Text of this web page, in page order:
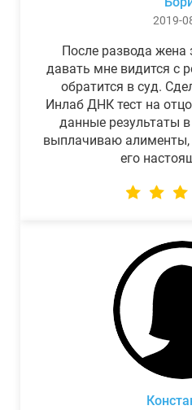
2019-
После развода жена
давать мне видится с
обратится в суд.
Инлаб ДНК тест на
данные результаты
выплачиваю алименты,
его